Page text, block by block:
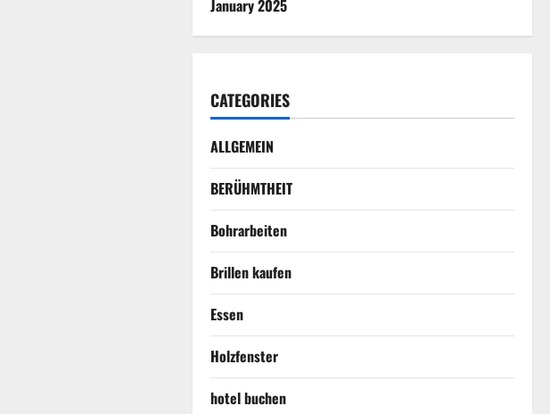
January 2025
CATEGORIES
ALLGEMEIN
BERÜHMTHEIT
Bohrarbeiten
Brillen kaufen
Essen
Holzfenster
hotel buchen